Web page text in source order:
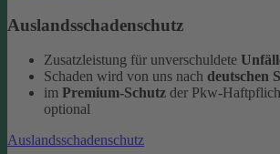
Auslandsschadenschutz
Zusatzleistung für unverschuldete
Schaden wird von uns nach deutschen
im Premium-Schutz der Pkw-
optional
Auslandsschadenschutz